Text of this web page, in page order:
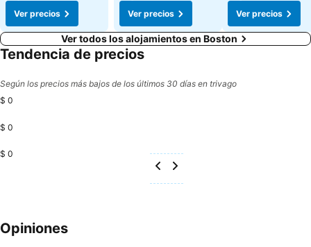
Ver precios
Ver precios
Ver precios
Ver todos los alojamientos en Boston
Tendencia de precios
Según los precios más bajos de los últimos 30 días en trivago
$ 0
$ 0
$ 0
Opiniones